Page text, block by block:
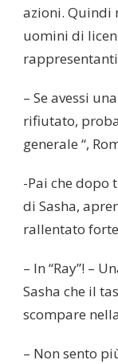
azioni. Quindi
uomini di
– Se avessi
rifiutato,
generale “,
-Pai che dopo
di Sasha,
rallentato
– In “Ray”! –
Sasha che il
scompare
– Non sento